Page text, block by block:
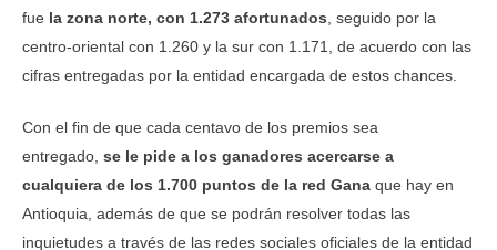
fue la zona norte, con 1.273 afortunados , seguido por la
centro-oriental con 1.260 y la sur con 1.171, de acuerdo con las
cifras entregadas por la entidad encargada de estos chances.
Con el fin de que cada centavo de los premios sea
entregado, se le pide a los ganadores acercarse a
cualquiera de los 1.700 puntos de la red Gana que hay en
Antioquia, además de que se podrán resolver todas las
inquietudes a través de las redes sociales oficiales de la entidad